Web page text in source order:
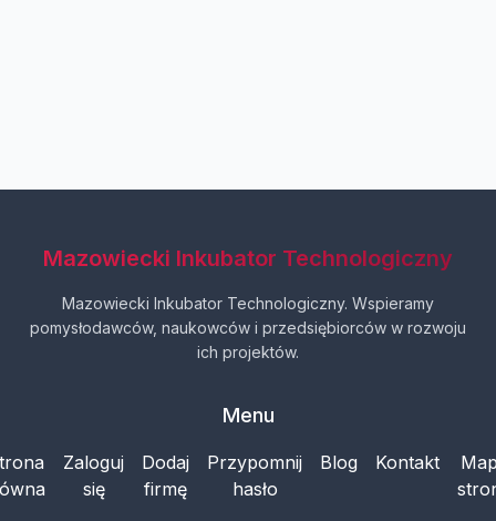
Mazowiecki Inkubator Technologiczny
Mazowiecki Inkubator Technologiczny. Wspieramy
pomysłodawców, naukowców i przedsiębiorców w rozwoju
ich projektów.
Menu
Zaloguj
się
Dodaj
firmę
Przypomnij
hasło
Blog Kontakt